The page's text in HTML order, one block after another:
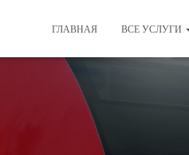
ГЛАВНАЯ ВСЕ УСЛУГИ